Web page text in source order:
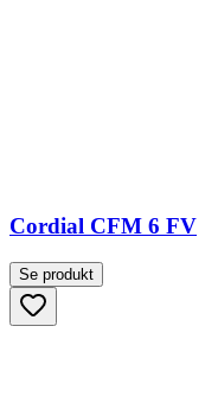
Cordial CFM 6 FV
Se produkt